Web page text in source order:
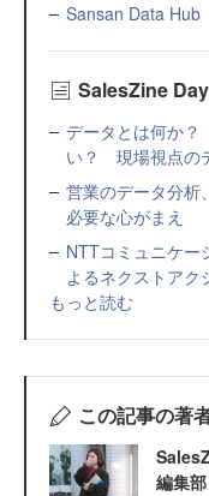
Sansan Data Hub
SalesZine
データとは何か
い？ 現場視点の
営業のデータ分
必要な心がまえ
NTTコミュニケー
よるネクストアク
もっと読む
この記事の著
編集